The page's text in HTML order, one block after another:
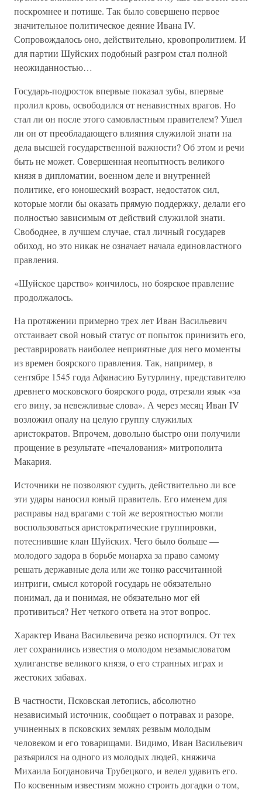
поскромнее и потише. Так было совершено первое
значительное политическое деяние Ивана IV.
Сопровождалось оно, действительно, кровопролитием. И
для партии Шуйских подобный разгром стал полной
неожиданностью…
Государь-подросток впервые показал зубы, впервые
пролил кровь, освободился от ненавистных врагов. Но
стал ли он после этого самовластным правителем? Ушел
ли он от преобладающего влияния служилой знати на
дела высшей государственной важности? Об этом и речи
быть не может. Совершенная неопытность великого
князя в дипломатии, военном деле и внутренней
политике, его юношеский возраст, недостаток сил,
которые могли бы оказать прямую поддержку, делали его
полностью зависимым от действий служилой знати.
Свободнее, в лучшем случае, стал личный государев
обиход, но это никак не означает начала единовластного
правления.
«Шуйское царство» кончилось, но боярское правление
продолжалось.
На протяжении примерно трех лет Иван Васильевич
отстаивает свой новый статус от попыток принизить его,
реставрировать наиболее неприятные для него моменты
из времен боярского правления. Так, например, в
сентябре 1545 года Афанасию Бутурлину, представителю
древнего московского боярского рода, отрезали язык «за
его вину, за невежливые слова». А через месяц Иван IV
возложил опалу на целую группу служилых
аристократов. Впрочем, довольно быстро они получили
прощение в результате «печалования» митрополита
Макария.
Источники не позволяют судить, действительно ли все
эти удары наносил юный правитель. Его именем для
расправы над врагами с той же вероятностью могли
воспользоваться аристократические группировки,
потеснившие клан Шуйских. Чего было больше —
молодого задора в борьбе монарха за право самому
решать державные дела или же тонко рассчитанной
интриги, смысл которой государь не обязательно
понимал, да и понимая, не обязательно мог ей
противиться? Нет четкого ответа на этот вопрос.
Характер Ивана Васильевича резко испортился. От тех
лет сохранились известия о молодом незамысловатом
хулиганстве великого князя, о его странных играх и
жестоких забавах.
В частности, Псковская летопись, абсолютно
независимый источник, сообщает о потравах и разоре,
учиненных в псковских землях резвым молодым
человеком и его товарищами. Видимо, Иван Васильевич
разъярился на одного из молодых людей, княжича
Михаила Богдановича Трубецкого, и велел удавить его.
По косвенным известиям можно строить догадки о том,